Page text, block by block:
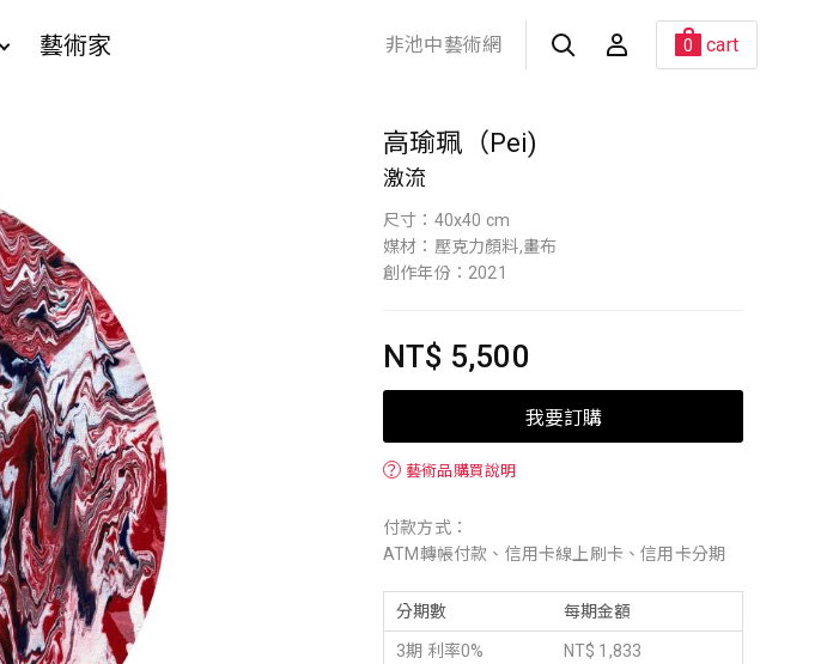
藝術家 非池中藝術網 0 cart
高瑜珮（Pei)
激流
尺寸：40x40 cm
媒材：壓克力顏料,畫布
創作年份：2021
NT$ 5,500
我要訂購
？ 藝術品購買說明
付款方式：
ATM轉帳付款、信用卡線上刷卡、信用卡分期
分期數 每期金額
3期 利率0%
NT$ 1,833